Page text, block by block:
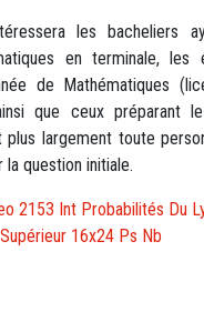
les bacheliers
en terminale, les
de Mathématiques
que ceux préparant
plus largement toute
la question initiale.
2153 Int Probabilités Du
Supérieur 16x24 Ps Nb